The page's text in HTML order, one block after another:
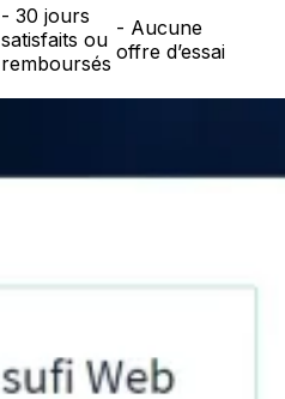
- 30 jours
satisfaits ou
remboursés
- Aucune
offre d’essai